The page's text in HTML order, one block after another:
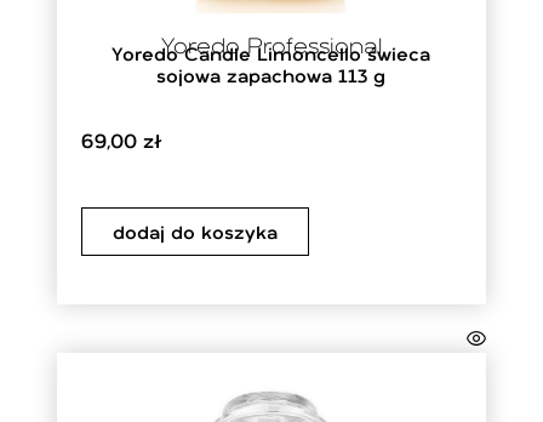
Yoredo Professional
Yoredo Candle Limoncello świeca
sojowa zapachowa 113 g
69,00 zł
dodaj do koszyka